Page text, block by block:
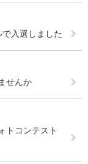
入選しました
せんか
トコンテスト